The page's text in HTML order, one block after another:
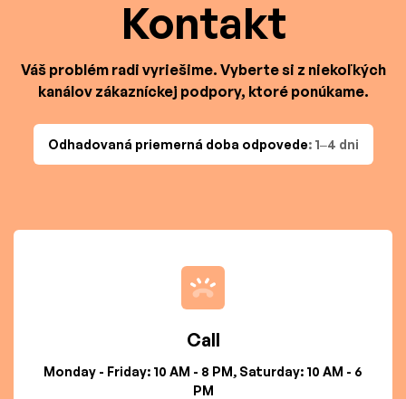
Kontakt
Váš problém radi vyriešime. Vyberte si z niekoľkých
kanálov zákazníckej podpory, ktoré ponúkame.
Odhadovaná priemerná doba odpovede: 1–4 dni
Call
Monday - Friday: 10 AM - 8 PM, Saturday: 10 AM - 6
PM